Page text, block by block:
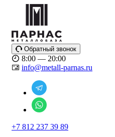
Обратный звонок
8:00 — 20:00
info@metall-parnas.ru
+7 812 237 39 89